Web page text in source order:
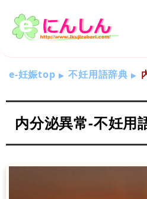
e-妊娠top 不妊用語辞典
内分泌異常-不妊用